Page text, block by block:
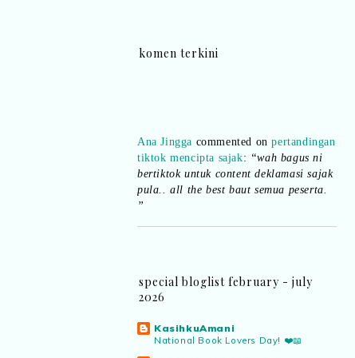
komen terkini
tiktok mencipta sajak:“wah bagus ni
bertiktok untuk content deklamasi sajak
pula.. all the best baut semua peserta.
”
Syaz Rahimcommented ondari idea ke
aktiviti interaktif program. Inovasi AI
dan teknologi digital terbaik!”
Syaz Rahimcommented on
pertandingan tiktok mencipta sajak
special bloglist february - july
2026
KasihkuAmani
National Book Lovers Day! ❤️📖